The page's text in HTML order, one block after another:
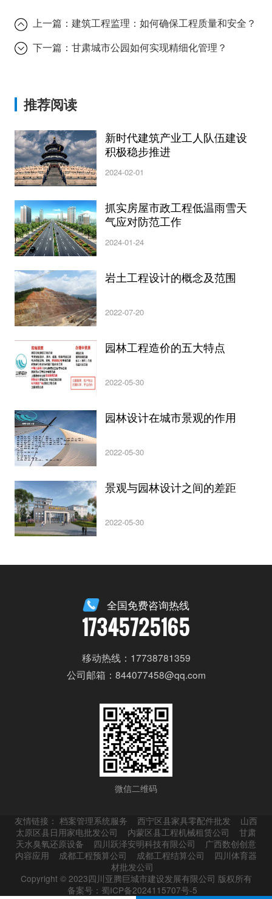
上一篇：建筑工程监理：如何确保工程质量和安全？
下一篇：甘肃城市公园如何实现精细化管理？
推荐阅读
新时代建筑产业工人队伍建设
积极稳步推进
2024-02-01
抓实房屋市政工程低温雨雪天
气应对防范工作
2024-01-24
岩土工程设计的概念及范围
2022-07-20
园林工程造价的五大特点
2022-05-30
园林设计在城市景观的作用
2022-05-30
景观与园林设计之间的差距
2022-05-30
全国免费咨询热线
17345725165
移动热线：17738781359
公司邮箱：844077458@qq.com
微信二维码
友情链接：档案管理系统服务 西宁区县家具零配件批发
山西
太原区县日用家电批发公司
内蒙区县工程机械租赁公司
甘肃
天水臭氧还原设备
四川跃泽安明科技有限公司
广西数创创意
内容应用
成都工程预算公司 成都工程结算公司
四川体育器
材批发公司
Copyright © 2023四川亚腾巨城市建设发展有限公司 版权所有
备案号：蜀ICP备2024115707号-5